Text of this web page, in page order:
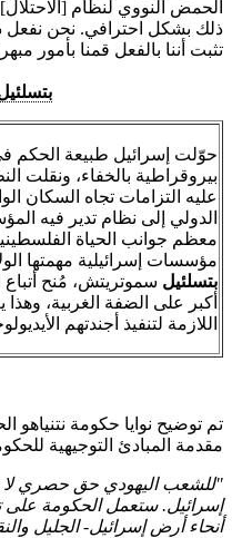
الحمض النووي لنظام
ذلك بشكل احترافي. نحن نفعل
تثبت أننا بالفعل قمنا بأمور
حوّلت إسرائيل طبيعة الحكم في
بيروقراطية بالخفاء،
عليه التزامات تجاه السكان
الدولي إلى نظام تدير فيه
معظم جوانب الحياة
مؤسسات إسرائيلية مهمتها
بتسلئيل سموتريتش، مُنح أتباع
أكبر على الضفة الغربية،
اللازمة لتنفيذ أجندتهم
تم توضيح نوايا حكومة
مقدمة المبادئ التوجيهية
"للشعب اليهودي حق حصري لا
إسرائيل.ستعمل الحكومة على
أنحاء أرض إسرائيل-الجليل